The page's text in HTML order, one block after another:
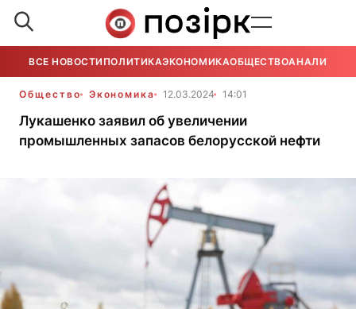
ВСЕ НОВОСТИ ПОЛИТИКАЭКОНОМИКАОБЩЕСТВОАНАЛИТИКА
Общество Экономика 12.03.2024 14:01
Лукашенко заявил об увеличении
промышленных запасов белорусской нефти